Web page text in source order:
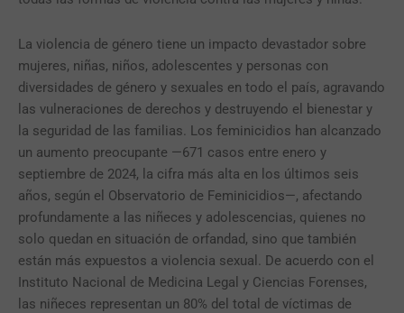
La violencia de género tiene un impacto devastador sobre
mujeres, niñas, niños, adolescentes y personas con
diversidades de género y sexuales en todo el país, agravando
las vulneraciones de derechos y destruyendo el bienestar y
la seguridad de las familias. Los feminicidios han alcanzado
un aumento preocupante —671 casos entre enero y
septiembre de 2024, la cifra más alta en los últimos seis
años, según el Observatorio de Feminicidios—, afectando
profundamente a las niñeces y adolescencias, quienes no
solo quedan en situación de orfandad, sino que también
están más expuestos a violencia sexual. De acuerdo con el
Instituto Nacional de Medicina Legal y Ciencias Forenses,
las niñeces representan un 80% del total de víctimas de